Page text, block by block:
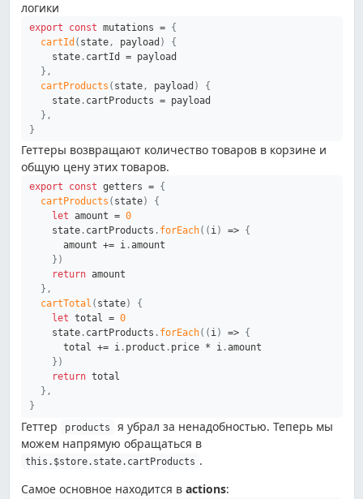
логики
export const mutations = {
cartId ( state , payload )
{
    state
. cartId = payload
} ,
cartProducts ( state , payload )
{
    state
. cartProducts = payload
} ,
}
Геттеры возвращают количество товаров в корзине и
общую цену этих товаров.
export const getters = {
cartProducts ( state)
{
let amount = 0
    state
. cartProducts . forEach( ( i) => {
      amount
+= i .amount
} )
return amount
} ,
cartTotal ( state)
{
let total = 0
    state
. cartProducts . forEach( ( i) => {
      total
+= i . product . price * i .amount
} )
return total
} ,
}
Геттер products
я убрал за ненадобностью. Теперь мы
можем напрямую обращаться в
this.$store.state.cartProducts .
Самое основное находится в actions: